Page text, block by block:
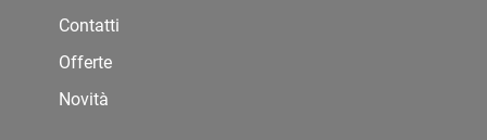
Contatti
Offerte
Novità